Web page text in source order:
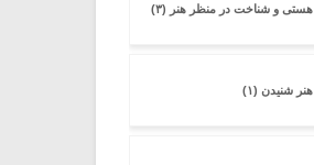
هستی و شناخت در منظر هنر (۳)
هنر شنیدن (۱)